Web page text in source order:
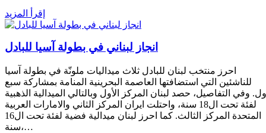
إقرأ المزيد
انجاز لبناني في بطولة آسيا للبادل
احرز منتخب لبنان للبادل ثلاث ميداليات ملونّة في بطولة آسيا
للناشئين التي استضافتها العاصمة البحرينية المنامة بمشاركة سبع
وفي التفاصيل، حصد لبنان المركز الأول وبالتالي الميدالية الذهبية
لفئة تحت ال18 سنة، واحتلت ايران المركز الثاني والامارات العربية
المتحدة المركز الثالث. كما احرز لبنان ميدالية فضية لفئة تحت ال16
سنة،…